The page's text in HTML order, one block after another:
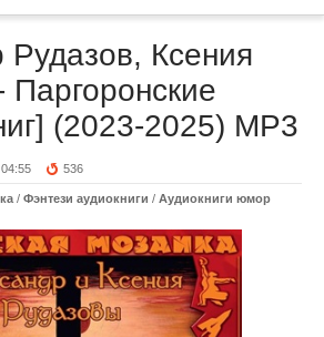
Рудазов, Ксения
Паргоронские
(2023-2025) МР3
536
/ Фэнтези аудиокниги / Аудиокниги юмор